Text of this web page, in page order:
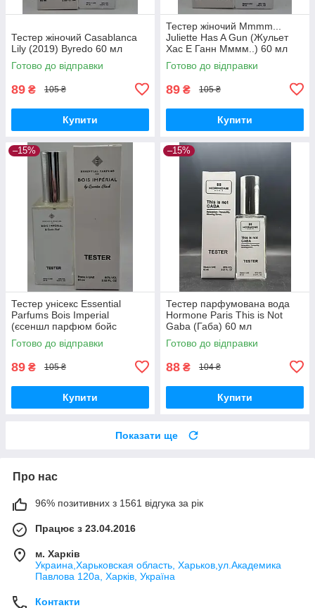
Тестер жіночий Casablanca
Lily (2019) Byredo 60 мл
Готово до відправки
89 ₴ 105 ₴
Купити
Тестер жіночий Mmmm...
Juliette Has A Gun (Жульет
Хас Е Ганн Мммм..) 60 мл
Готово до відправки
89 ₴ 105 ₴
Купити
–15%
Тестер унісекс Essential
Parfums Bois Imperial
(єсеншл парфюм бойс
империал) 60 мл
Готово до відправки
89 ₴ 105 ₴
Купити
–15%
Тестер парфумована вода
Hormone Paris This is Not
Gaba (Габа) 60 мл
Готово до відправки
88 ₴ 104 ₴
Купити
Показати ще
Про нас
96% позитивних з 1561 відгука за рік
Працює з 23.04.2016
м. Харків
Украина,Харьковская область, Харьков,ул.Академика
Павлова 120а, Харків, Україна
Контакти